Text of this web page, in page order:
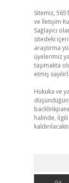
Sitemiz,
ve İletişim
Sağlayıcı
sitedeki
araştırma
üyelerimiz
taşımakta
etmiş
Hukuka ve
halinde,